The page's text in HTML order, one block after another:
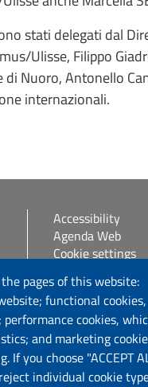
pages of this website:
functional cookies,
cookies,
and marketing
you choose "ACCEPT
individual cookie
stati delegati dal
Ulisse, Filippo
Nuoro, Antonello
internazionali.
Accessibility
Agenda Web
Cookie settings
Self Studenti
Sitemap
eUniss
Follow us